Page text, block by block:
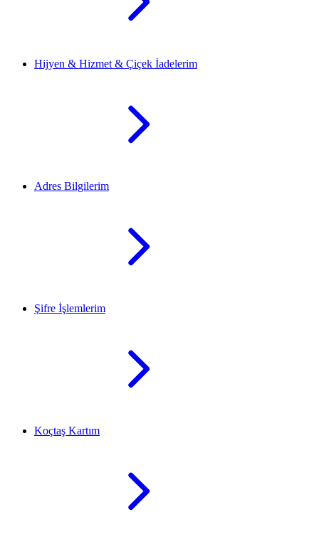
Hijyen & Hizmet & Çiçek İadelerim
Adres Bilgilerim
Şifre İşlemlerim
Koçtaş Kartım